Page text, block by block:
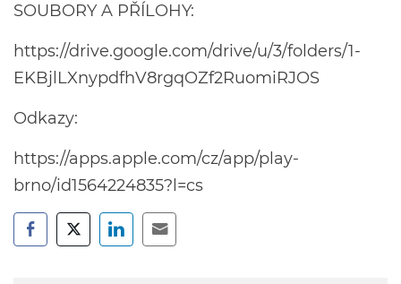
SOUBORY A PŘÍLOHY:
https://drive.google.com/drive/u/3/folders/1-
EKBjlLXnypdfhV8rgqOZf2RuomiRJOS
Odkazy:
https://apps.apple.com/cz/app/play-
brno/id1564224835?l=cs